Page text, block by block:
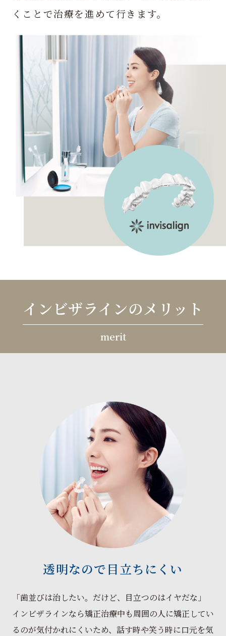
くことで治療を進めて行きます。
インビザラインのメリット
透明なので目立ちにくい
「歯並びは治したい。だけど、目立つのはイヤだな」
インビザラインなら矯正治療中も周囲の人に矯正してい
るのが気付かれにくいため、話す時や笑う時に口元を気